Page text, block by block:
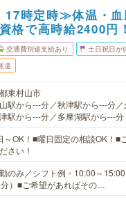
時定時≫体温・血
格で高時給2400円！
交通費別途支給あり 土日祝日が
遣
東村山市
駅から---分／秋津駅から---分
駅から---分／多摩湖駅から---分
～OK！■曜日固定の相談OK！■
さい！
のみ／シフト例・10:00～
）■ご希望があればその…